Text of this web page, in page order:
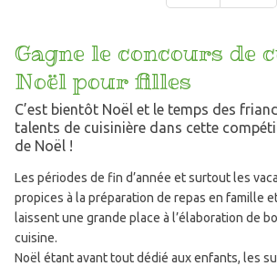
Gagne le concours de
Noël pour filles
C’est bientôt Noël et le temps des
talents de cuisinière dans cette
de Noël !
Les périodes de fin d’année et surtout les
propices à la préparation de repas en famille
laissent une grande place à l’élaboration de
cuisine.
Noël étant avant tout dédié aux enfants, les